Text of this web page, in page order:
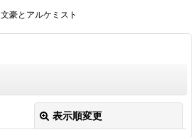
文豪とアルケミスト
表示順変更